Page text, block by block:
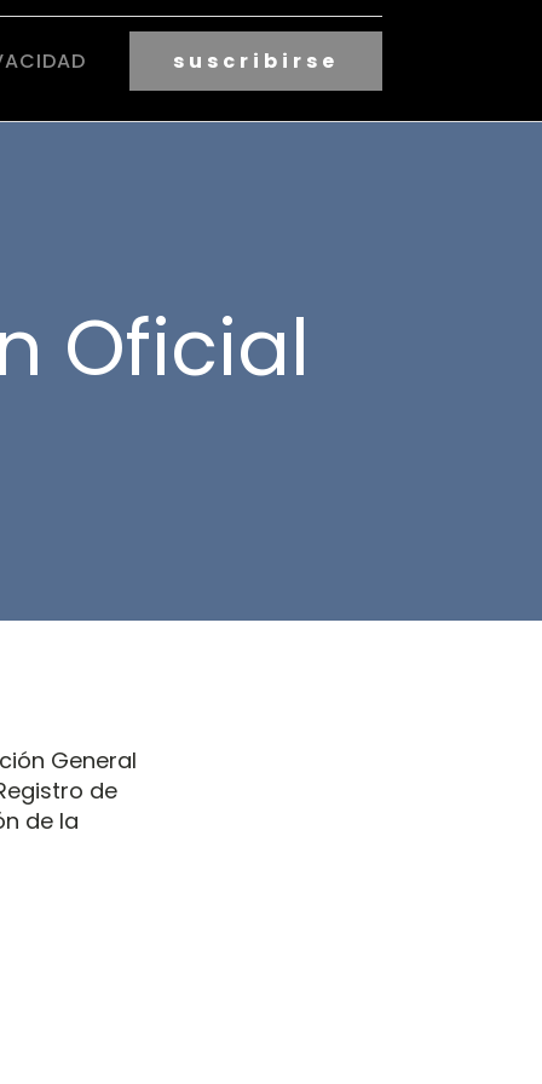
suscribirse
Oficial
General
de
de la